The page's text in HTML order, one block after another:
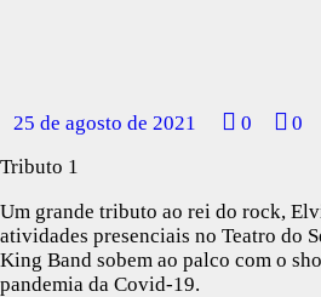
25 de agosto de 2021 0
0
Tributo 1
Um grande tributo ao rei do rock,
atividades presenciais no Teatro do
King Band sobem ao palco com o
pandemia da Covid-19.